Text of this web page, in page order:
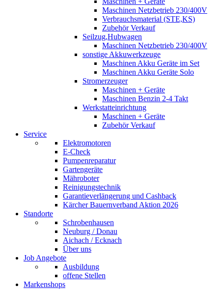
Maschinen Netzbetrieb 230/400V
Verbrauchsmaterial (STE,KS)
Zubehör Verkauf
Seilzug,Hubwagen
Maschinen Netzbetrieb 230/400V
sonstige Akkuwerkzeuge
Maschinen Akku Geräte im Set
Maschinen Akku Geräte Solo
Stromerzeuger
Maschinen + Geräte
Maschinen Benzin 2-4 Takt
Werkstatteinrichtung
Maschinen + Geräte
Zubehör Verkauf
Service
Elektromotoren
E-Check
Pumpenreparatur
Gartengeräte
Mähroboter
Reinigungstechnik
Garantieverlängerung und Cashback
Kärcher Bauernverband Aktion 2026
Standorte
Schrobenhausen
Neuburg / Donau
Aichach / Ecknach
Über uns
Job Angebote
Ausbildung
offene Stellen
Markenshops